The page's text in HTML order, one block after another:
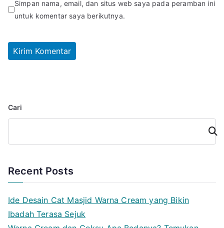
Simpan nama, email, dan situs web saya pada peramban ini
untuk komentar saya berikutnya.
Cari
Cari
Recent Posts
Ide Desain Cat Masjid Warna Cream yang Bikin
Ibadah Terasa Sejuk